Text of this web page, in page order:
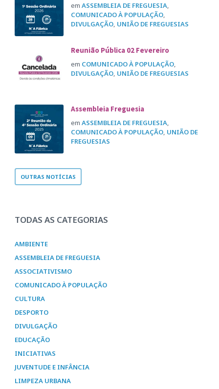
em ASSEMBLEIA DE FREGUESIA,
COMUNICADO À POPULAÇÃO,
DIVULGAÇÃO, UNIÃO DE FREGUESIAS
Reunião Pública 02 Fevereiro
em COMUNICADO À POPULAÇÃO,
DIVULGAÇÃO, UNIÃO DE FREGUESIAS
Assembleia Freguesia
em ASSEMBLEIA DE FREGUESIA,
COMUNICADO À POPULAÇÃO, UNIÃO DE
FREGUESIAS
OUTRAS NOTÍCIAS
TODAS AS CATEGORIAS
AMBIENTE
ASSEMBLEIA DE FREGUESIA
ASSOCIATIVISMO
COMUNICADO À POPULAÇÃO
CULTURA
DESPORTO
DIVULGAÇÃO
EDUCAÇÃO
INICIATIVAS
JUVENTUDE E INFÂNCIA
LIMPEZA URBANA